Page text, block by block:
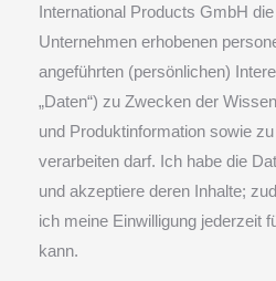
International Products GmbH
Unternehmen erhobenen
angeführten (persönlichen)
„Daten“) zu Zwecken der
und Produktinformation sowie
verarbeiten darf. Ich habe die
und akzeptiere deren Inhalte;
ich meine Einwilligung jederzeit
kann.